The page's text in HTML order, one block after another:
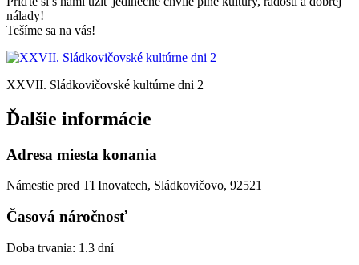
nálady!
Tešíme sa na vás!
XXVII. Sládkovičovské kultúrne dni 2
Ďalšie informácie
Adresa miesta konania
Námestie pred TI Inovatech, Sládkovičovo, 92521
Časová náročnosť
Doba trvania: 1.3 dní